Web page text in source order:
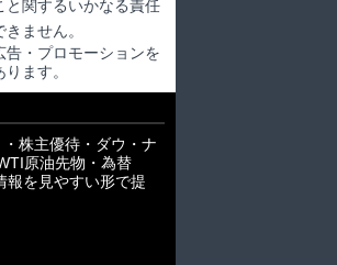
と関するいかなる責任
ません。
告・プロモーションを
ます。
株主優待・ダウ・ナ
原油先物・為替
報を見やすい形で提